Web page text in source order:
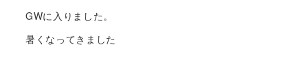
GWに入りました。
暑くなってきました